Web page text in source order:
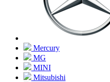
Mercury
MG
MINI
Mitsubishi